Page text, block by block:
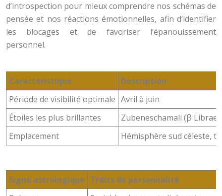
d’introspection pour mieux comprendre nos schémas de
pensée et nos réactions émotionnelles, afin d’identifier
les blocages et de favoriser l’épanouissement
personnel.
Caractéristique
Description
Période de visibilité optimale Avril à juin
Étoiles les plus brillantes
Zubeneschamali (β
Emplacement
Hémisphère sud céleste,
Signe astrologique Traits de personnalité